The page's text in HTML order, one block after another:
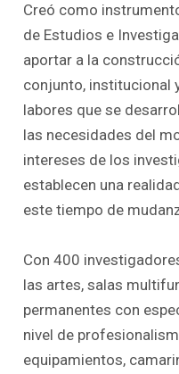
Creó como
de Estudios e
aportar a la
conjunto, institucional
labores que se
las necesidades del
intereses de los
establecen una
este tiempo de
Con 400
las artes, salas
permanentes con
nivel de
equipamientos,